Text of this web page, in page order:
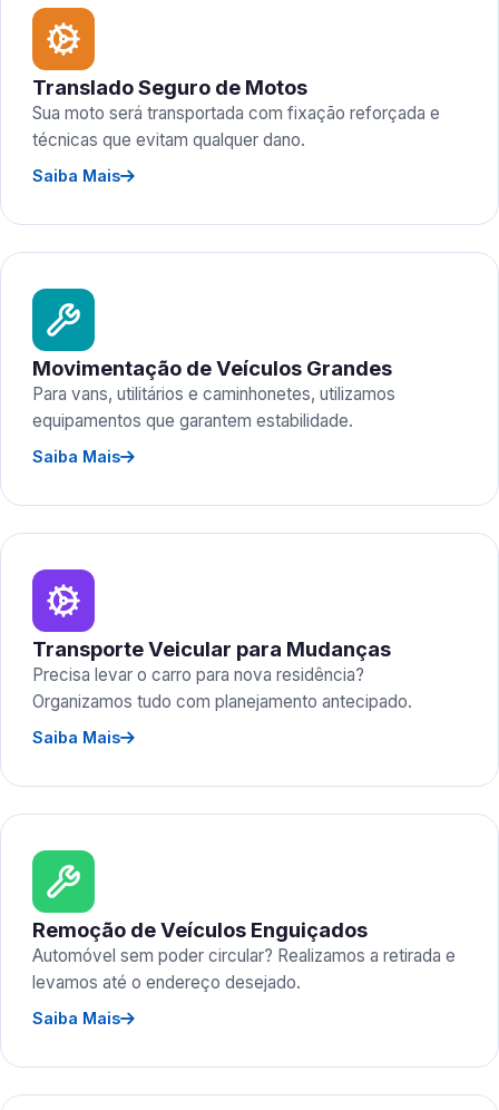
Translado Seguro de Motos
Sua moto será transportada com fixação reforçada e
técnicas que evitam qualquer dano.
Saiba Mais
Movimentação de Veículos Grandes
Para vans, utilitários e caminhonetes, utilizamos
equipamentos que garantem estabilidade.
Saiba Mais
Transporte Veicular para Mudanças
Precisa levar o carro para nova residência?
Organizamos tudo com planejamento antecipado.
Saiba Mais
Remoção de Veículos Enguiçados
Automóvel sem poder circular? Realizamos a retirada e
levamos até o endereço desejado.
Saiba Mais